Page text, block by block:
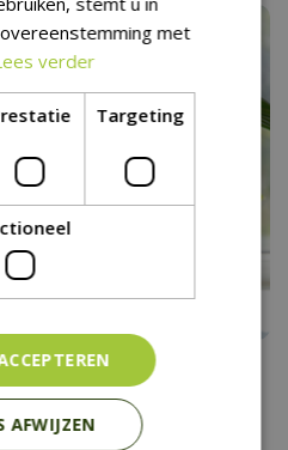
voor je
met
verder
Targeting
AFWIJZEN